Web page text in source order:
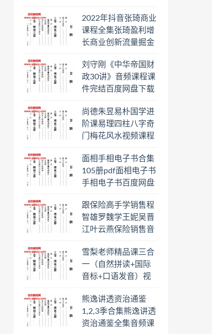
日罗盘教程百度云网
盘会员
2022年抖音张琦商业
课程全集张琦盈利增
长商业创新流量掘金
盘下载学习
刘守刚《中华帝国财
政30讲》音频课程课
件完结百度网盘下载
尚德朱昱易朴国学进
阶课易理四柱八字奇
门梅花风水视频课程
学习
面相手相电子书合集
105册pdf面相电子书
手相电子书百度网盘
跟保险高手学销售程
智雄罗魏学王妮吴晋
江叶云燕保险销售音
盘下载学习
雪梨老师精品课三合
一（自然拼读+国际
音标+口语发音）视
载学习
熊逸讲透资治通鉴
1,2,3季合集熊逸讲透
资治通鉴全集音频课